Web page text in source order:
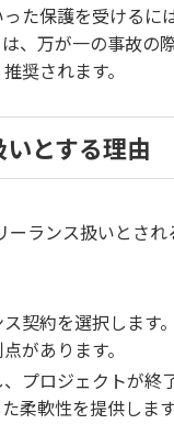
た保護を受けるに
、万が一の事故の
奨されます。
とする理由
ランス扱いとさ
契約を選択します
があります。
プロジェクトが終
柔軟性を提供します